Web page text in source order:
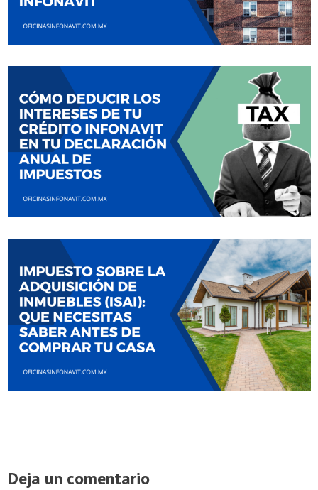
Deja un comentario